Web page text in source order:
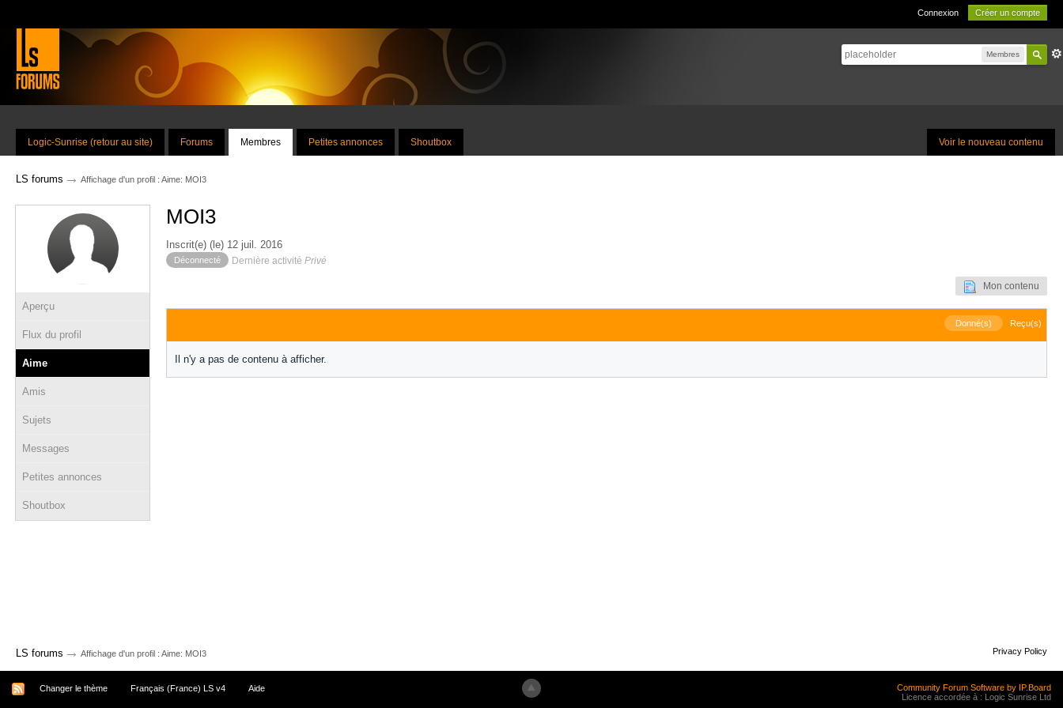
Connexion Créer un compte
Membres
Voir le nouveau contenu
Logic-Sunrise (retour au site) Forums Membres Petites annonces Shoutbox
LS forums → Affichage d'un profil : Aime: MOI3
Aperçu
Flux du profil
Aime
Amis
Sujets
Messages
Petites annonces
Shoutbox
MOI3
Inscrit(e) (le) 12 juil. 2016
Déconnecté Dernière activité Privé
Mon contenu
Donné(s) Reçu(s)
Il n'y a pas de contenu à afficher.
LS forums → Affichage d'un profil : Aime: MOI3 Privacy Policy
Changer le thème Français (France) LS v4 Aide
Community Forum Software by IP.Board
Licence accordée à : Logic Sunrise Ltd